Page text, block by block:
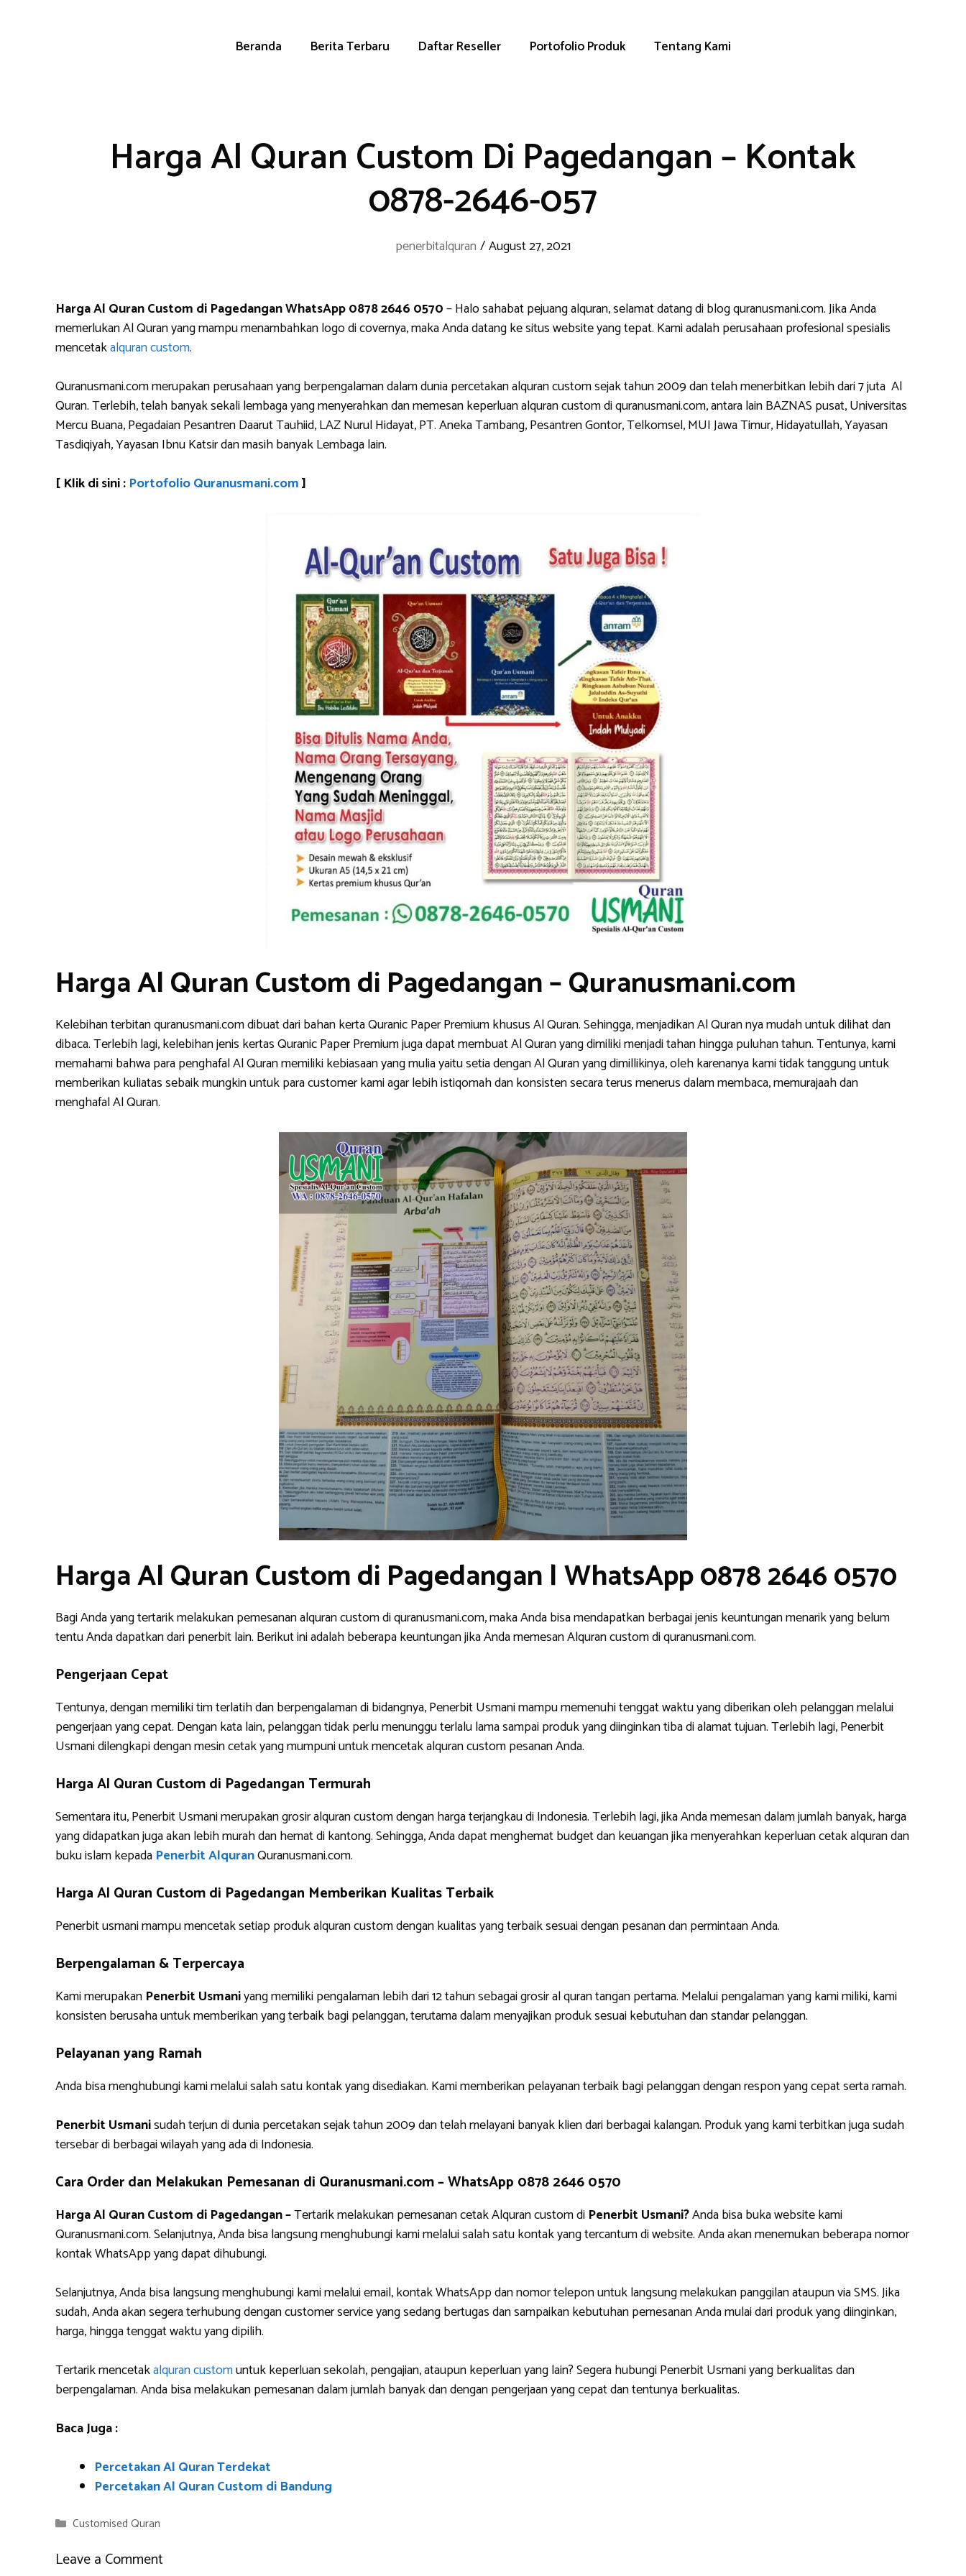
Beranda Berita Terbaru Daftar Reseller Portofolio Produk Tentang Kami
Harga Al Quran Custom Di Pagedangan – Kontak
0878-2646-057
penerbitalquran /August 27, 2021
Harga Al Quran Custom di Pagedangan WhatsApp 0878 2646 0570– Halo sahabat pejuang alquran, selamat datang di blog quranusmani.com. Jika Anda
memerlukan Al Quran yang mampu menambahkan logo di covernya, maka Anda datang ke situs website yang tepat. Kami adalah perusahaan profesional spesialis
mencetakalquran custom.
Quranusmani.com merupakan perusahaan yang berpengalaman dalam dunia percetakan alquran custom sejak tahun 2009 dan telah menerbitkan lebih dari 7 juta Al
Quran. Terlebih, telah banyak sekali lembaga yang menyerahkan dan memesan keperluan alquran custom di quranusmani.com, antara lain BAZNAS pusat, Universitas
Mercu Buana, Pegadaian Pesantren Daarut Tauhiid, LAZ Nurul Hidayat, PT. Aneka Tambang, Pesantren Gontor, Telkomsel, MUI Jawa Timur, Hidayatullah, Yayasan
Tasdiqiyah, Yayasan Ibnu Katsir dan masih banyak Lembaga lain.
[ Klik di sini : Portofolio Quranusmani.com]
Harga Al Quran Custom di Pagedangan – Quranusmani.com
Kelebihan terbitan quranusmani.com dibuat dari bahan kerta Quranic Paper Premium khusus Al Quran. Sehingga, menjadikan Al Quran nya mudah untuk dilihat dan
dibaca. Terlebih lagi, kelebihan jenis kertas Quranic Paper Premium juga dapat membuat Al Quran yang dimiliki menjadi tahan hingga puluhan tahun. Tentunya, kami
memahami bahwa para penghafal Al Quran memiliki kebiasaan yang mulia yaitu setia dengan Al Quran yang dimillikinya, oleh karenanya kami tidak tanggung untuk
memberikan kuliatas sebaik mungkin untuk para customer kami agar lebih istiqomah dan konsisten secara terus menerus dalam membaca, memurajaah dan
menghafal Al Quran.
Harga Al Quran Custom di Pagedangan | WhatsApp 0878 2646 0570
Bagi Anda yang tertarik melakukan pemesanan alquran custom di quranusmani.com, maka Anda bisa mendapatkan berbagai jenis keuntungan menarik yang belum
tentu Anda dapatkan dari penerbit lain. Berikut ini adalah beberapa keuntungan jika Anda memesan Alquran custom di quranusmani.com.
Pengerjaan Cepat
Tentunya, dengan memiliki tim terlatih dan berpengalaman di bidangnya, Penerbit Usmani mampu memenuhi tenggat waktu yang diberikan oleh pelanggan melalui
pengerjaan yang cepat. Dengan kata lain, pelanggan tidak perlu menunggu terlalu lama sampai produk yang diinginkan tiba di alamat tujuan. Terlebih lagi, Penerbit
Usmani dilengkapi dengan mesin cetak yang mumpuni untuk mencetak alquran custom pesanan Anda.
Harga Al Quran Custom di Pagedangan Termurah
Sementara itu, Penerbit Usmani merupakan grosir alquran custom dengan harga terjangkau di Indonesia. Terlebih lagi, jika Anda memesan dalam jumlah banyak, harga
yang didapatkan juga akan lebih murah dan hemat di kantong. Sehingga, Anda dapat menghemat budget dan keuangan jika menyerahkan keperluan cetak alquran dan
buku islam kepada Penerbit AlquranQuranusmani.com.
Harga Al Quran Custom di Pagedangan Memberikan Kualitas Terbaik
Penerbit usmani mampu mencetak setiap produk alquran custom dengan kualitas yang terbaik sesuai dengan pesanan dan permintaan Anda.
Berpengalaman & Terpercaya
Kami merupakan Penerbit Usmaniyang memiliki pengalaman lebih dari 12 tahun sebagai grosir al quran tangan pertama. Melalui pengalaman yang kami miliki, kami
konsisten berusaha untuk memberikan yang terbaik bagi pelanggan, terutama dalam menyajikan produk sesuai kebutuhan dan standar pelanggan.
Pelayanan yang Ramah
Anda bisa menghubungi kami melalui salah satu kontak yang disediakan. Kami memberikan pelayanan terbaik bagi pelanggan dengan respon yang cepat serta ramah.
Penerbit Usmanisudah terjun di dunia percetakan sejak tahun 2009 dan telah melayani banyak klien dari berbagai kalangan. Produk yang kami terbitkan juga sudah
tersebar di berbagai wilayah yang ada di Indonesia.
Cara Order dan Melakukan Pemesanan di Quranusmani.com –WhatsApp 0878 2646 0570
Harga Al Quran Custom di Pagedangan –Tertarik melakukan pemesanan cetak Alquran custom di Penerbit Usmani?Anda bisa buka website kami
Quranusmani.com. Selanjutnya, Anda bisa langsung menghubungi kami melalui salah satu kontak yang tercantum di website. Anda akan menemukan beberapa nomor
kontak WhatsApp yang dapat dihubungi.
Selanjutnya, Anda bisa langsung menghubungi kami melalui email, kontak WhatsApp dan nomor telepon untuk langsung melakukan panggilan ataupun via SMS. Jika
sudah, Anda akan segera terhubung dengan customer service yang sedang bertugas dan sampaikan kebutuhan pemesanan Anda mulai dari produk yang diinginkan,
harga, hingga tenggat waktu yang dipilih.
Tertarik mencetakalquran customuntuk keperluan sekolah, pengajian, ataupun keperluan yang lain? Segera hubungi Penerbit Usmani yang berkualitas dan
berpengalaman. Anda bisa melakukan pemesanan dalam jumlah banyak dan dengan pengerjaan yang cepat dan tentunya berkualitas.
Baca Juga :
Percetakan Al Quran Terdekat
Percetakan Al Quran Custom di Bandung
Categories
Customised Quran
Leave a Comment